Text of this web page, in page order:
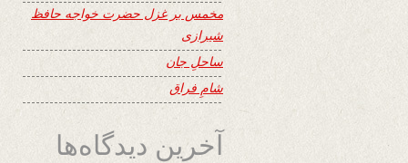
مخمس بر غزل حضرت خواجه حافظ
شیرازی
ساحلِ جان
شامِ فراق
آخرین دیدگاه‌ها